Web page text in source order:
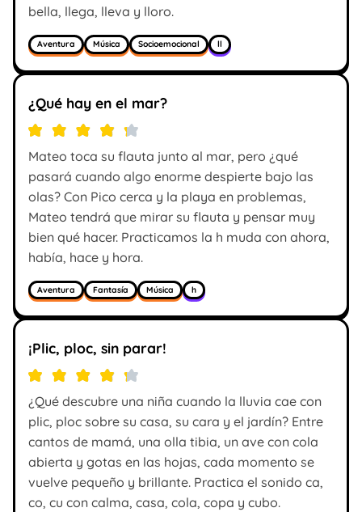
bella, llega, lleva y lloro.
Aventura Música Socioemocional ll
¿Qué hay en el mar?
Mateo toca su flauta junto al mar, pero ¿qué
pasará cuando algo enorme despierte bajo las
olas? Con Pico cerca y la playa en problemas,
Mateo tendrá que mirar su flauta y pensar muy
bien qué hacer. Practicamos la h muda con ahora,
había, hace y hora.
Aventura Fantasía Música h
¡Plic, ploc, sin parar!
¿Qué descubre una niña cuando la lluvia cae con
plic, ploc sobre su casa, su cara y el jardín? Entre
cantos de mamá, una olla tibia, un ave con cola
abierta y gotas en las hojas, cada momento se
vuelve pequeño y brillante. Practica el sonido ca,
co, cu con calma, casa, cola, copa y cubo.